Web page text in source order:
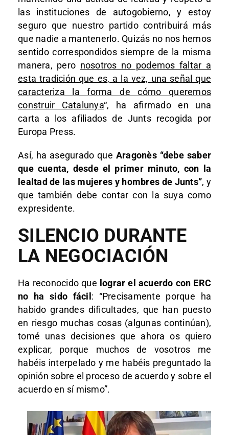
las instituciones de autogobierno, y estoy
seguro que nuestro partido contribuirá más
que nadie a mantenerlo. Quizás no nos hemos
sentido correspondidos siempre de la misma
manera, pero nosotros no podemos faltar a
esta tradición que es, a la vez, una señal que
caracteriza la forma de cómo queremos
construir Catalunya“, ha afirmado en una
carta a los afiliados de Junts recogida por
Europa Press.
Así, ha asegurado que Aragonès “debe saber
que cuenta, desde el primer minuto, con la
lealtad de las mujeres y hombres de Junts”, y
que también debe contar con la suya como
expresidente.
SILENCIO DURANTE
LA NEGOCIACIÓN
Ha reconocido que lograr el acuerdo con ERC
no ha sido fácil : “Precisamente porque ha
habido grandes dificultades, que han puesto
en riesgo muchas cosas (algunas continúan),
tomé unas decisiones que ahora os quiero
explicar, porque muchos de vosotros me
habéis interpelado y me habéis preguntado la
opinión sobre el proceso de acuerdo y sobre el
acuerdo en sí mismo”.